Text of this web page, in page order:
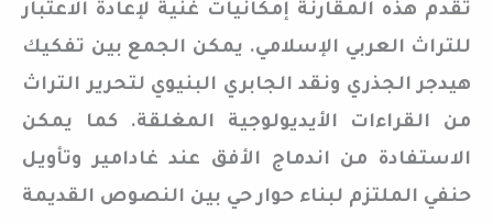
تقدم هذه المقارنة إمكانيات غنية لإعادة الاعتبار
للتراث العربي الإسلامي. يمكن الجمع بين تفكيك
هيدجر الجذري ونقد الجابري البنيوي لتحرير التراث
من القراءات الأيديولوجية المغلقة. كما يمكن
الاستفادة من اندماج الأفق عند غادامير وتأويل
حنفي الملتزم لبناء حوار حي بين النصوص القديمة